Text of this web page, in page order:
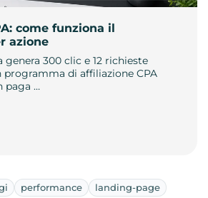
come funziona il
azione
genera 300 clic e 12 richieste
di affiliazione CPA
paga …
performance landing-page